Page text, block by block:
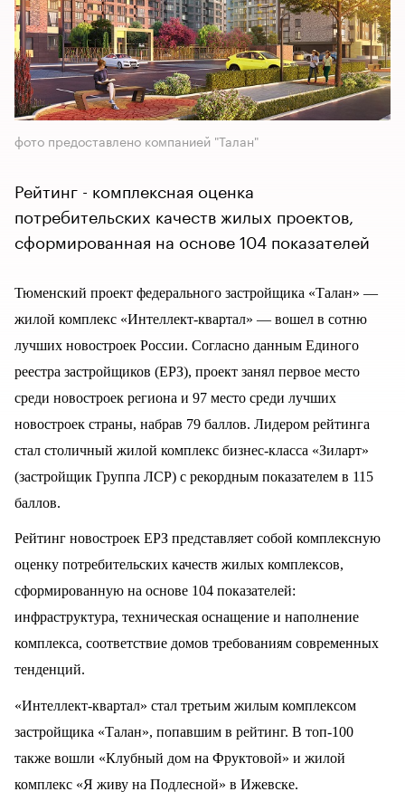
фото предоставлено компанией "Талан"
Рейтинг - комплексная оценка
потребительских качеств жилых проектов,
сформированная на основе 104 показателей
Тюменский проект федерального застройщика «Талан» —
жилой комплекс «Интеллект-квартал» — вошел в сотню
лучших новостроек России. Согласно данным Единого
реестра застройщиков (ЕРЗ), проект занял первое место
среди новостроек региона и 97 место среди лучших
новостроек страны, набрав 79 баллов. Лидером рейтинга
стал столичный жилой комплекс бизнес-класса «Зиларт»
(застройщик Группа ЛСР) с рекордным показателем в 115
баллов.
Рейтинг новостроек ЕРЗ представляет собой комплексную
оценку потребительских качеств жилых комплексов,
сформированную на основе 104 показателей:
инфраструктура, техническая оснащение и наполнение
комплекса, соответствие домов требованиям современных
тенденций.
«Интеллект-квартал» стал третьим жилым комплексом
застройщика «Талан», попавшим в рейтинг. В топ-100
также вошли «Клубный дом на Фруктовой» и жилой
комплекс «Я живу на Подлесной» в Ижевске.